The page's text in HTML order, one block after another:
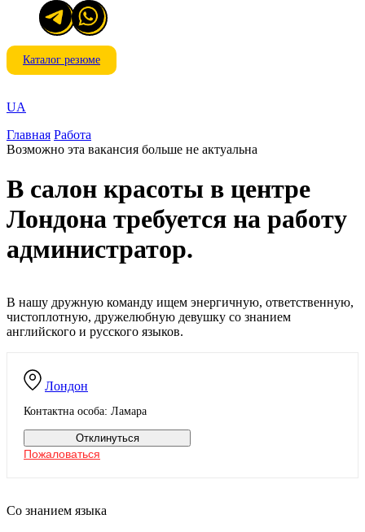
Каталог резюме
UA
Главная Работа
Возможно эта вакансия больше не актуальна
В салон красоты в центре
Лондона требуется на работу
администратор.
Лондон
Контактна особа: Ламара
Отклинуться
Пожаловаться
В нашу дружную команду ищем энергичную, ответственную,
чистоплотную, дружелюбную девушку со знанием
английского и русского языков.
Со знанием языка